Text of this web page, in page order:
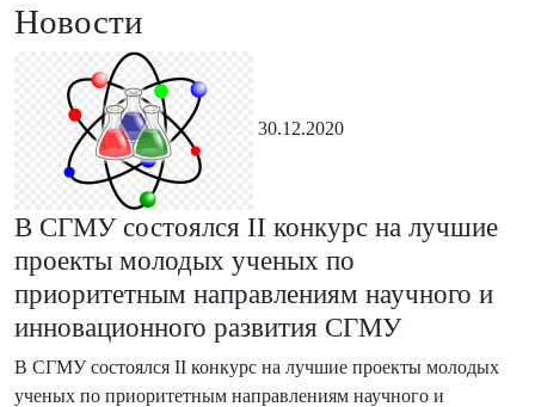
Новости
30.12.2020
В СГМУ состоялся II конкурс на лучшие
проекты молодых ученых по
приоритетным направлениям научного и
инновационного развития СГМУ
В СГМУ состоялся II конкурс на лучшие проекты молодых
ученых по приоритетным направлениям научного и